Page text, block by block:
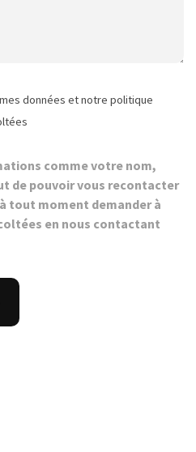
données et notre politique
comme votre nom,
de pouvoir vous recontacter
tout moment demander à
en nous contactant